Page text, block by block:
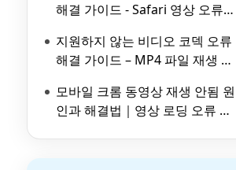
해결 가이드 - Safari 영상 오류
지원하지 않는 비디오 코덱 오류
해결 가이드 – MP4 파일 재생 문
모바일 크롬 동영상 재생 안됨 원
인과 해결법｜영상 로딩 오류 완